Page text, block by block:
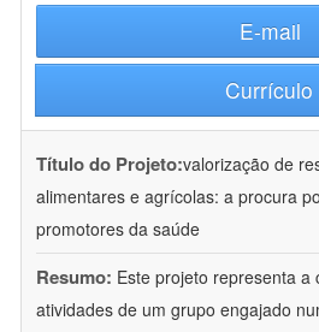
E-mail
Currículo
Título do Projeto:valorização de
alimentares e agrícolas: a procura
promotores da saúde
Resumo: Este projeto representa a
atividades de um grupo engajado